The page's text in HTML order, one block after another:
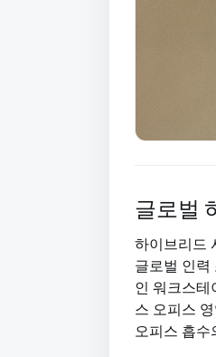
글로벌
하이브리드
글로벌 인력
인 워크스테
스 오피스
오피스 흡수